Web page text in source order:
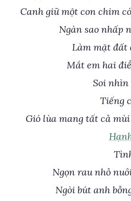
Canh giữ một con chim
Ngàn sao nhấp
Làm mặt đất
Mắt em hai
Soi nhìn
Tiếng
Gió lùa mang tất cả
Ngọn rau nhỏ
Ngòi bút anh